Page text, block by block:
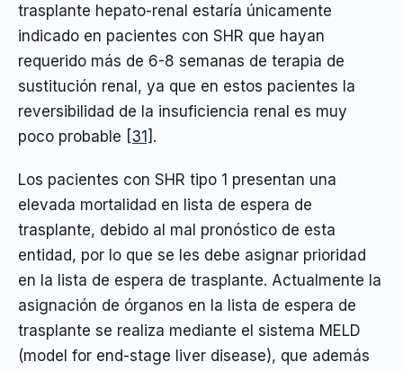
trasplante hepato-renal estaría únicamente
indicado en pacientes con SHR que hayan
requerido más de 6-8 semanas de terapia de
sustitución renal, ya que en estos pacientes la
reversibilidad de la insuficiencia renal es muy
poco probable [31] .
Los pacientes con SHR tipo 1 presentan una
elevada mortalidad en lista de espera de
trasplante, debido al mal pronóstico de esta
entidad, por lo que se les debe asignar prioridad
en la lista de espera de trasplante. Actualmente la
asignación de órganos en la lista de espera de
trasplante se realiza mediante el sistema MELD
(model for end-stage liver disease), que además